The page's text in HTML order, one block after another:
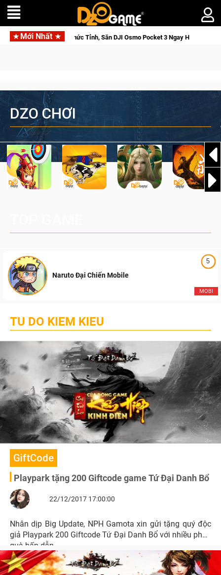
Mới Nhất
3 Ngay Hôm Nay Medal Hunter: Game bắn súng PvP
DZO CHƠI
5
MOBI
Naruto Đại Chiến Mobile
TU DO KIEM KIEU
GiftCode
Playpark tặng 200 Giftcode game Tứ Đại Danh Bổ
22/12/2017 17:00:00
Nhân dịp Big Update, NPH Gamota xin gửi tặng quý độc
giả Playpark 200 Giftcode Tứ Đại Danh Bổ với nhiều phần
quà hấp dẫn.